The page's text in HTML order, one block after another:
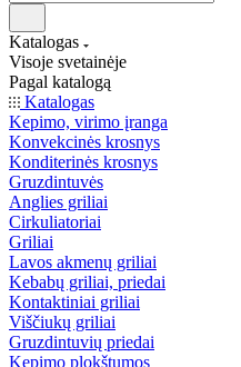
Katalogas
Visoje svetainėje
Pagal katalogą
Katalogas
Kepimo, virimo įranga
Konvekcinės krosnys
Konditerinės krosnys
Gruzdintuvės
Anglies griliai
Cirkuliatoriai
Griliai
Lavos akmenų griliai
Kebabų griliai, priedai
Kontaktiniai griliai
Viščiukų griliai
Gruzdintuvių priedai
Kepimo plokštumos